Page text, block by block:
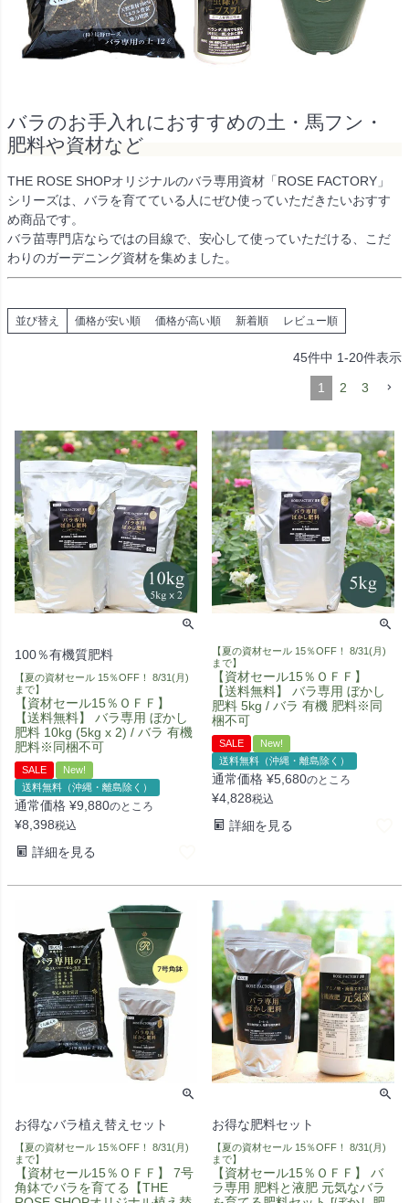
バラのお手入れにおすすめの土・馬フン・
肥料や資材など
THE ROSE SHOPオリジナルのバラ専用資材「ROSE FACTORY」
シリーズは、バラを育てている人にぜひ使っていただきたいおすす
め商品です。
バラ苗専門店ならではの目線で、安心して使っていただける、こだ
わりのガーデニング資材を集めました。
並び替え 価格が安い順 価格が高い順 新着順 レビュー順
45件中 1-20件表示
1 2 3
100％有機質肥料
【夏の資材セール 15％OFF！ 8/31(月)
まで】
【資材セール15％ＯＦＦ】
【送料無料】 バラ専用 ぼかし
肥料 10kg (5kg x 2) / バラ 有機
肥料※同梱不可
SALE
New!
送料無料（沖縄・離島除く）
通常価格 ¥9,880のところ
¥8,398税込
詳細を見る
【夏の資材セール 15％OFF！ 8/31(月)
まで】
【資材セール15％ＯＦＦ】
【送料無料】 バラ専用 ぼかし
肥料 5kg / バラ 有機 肥料※同
梱不可
SALE
New!
送料無料（沖縄・離島除く）
通常価格 ¥5,680のところ
¥4,828税込
詳細を見る
お得なバラ植え替えセット
【夏の資材セール 15％OFF！ 8/31(月)
まで】
【資材セール15％ＯＦＦ】 7号
角鉢でバラを育てる【THE
お得な肥料セット
【夏の資材セール 15％OFF！ 8/31(月)
まで】
【資材セール15％ＯＦＦ】 バ
ラ専用 肥料と液肥 元気なバラ